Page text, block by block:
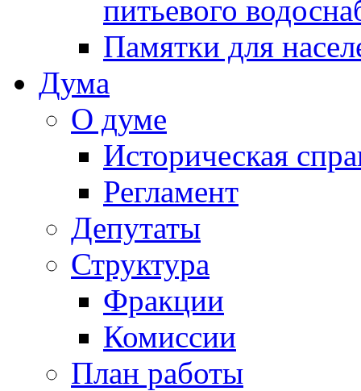
питьевого
Памятки для
Дума
О думе
Историческая
Регламент
Депутаты
Структура
Фракции
Комиссии
План работы